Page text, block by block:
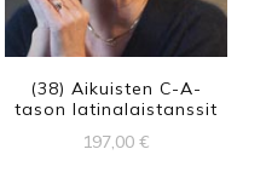
(38) Aikuisten C-A-
tason latinalaistanssit
197,00 €